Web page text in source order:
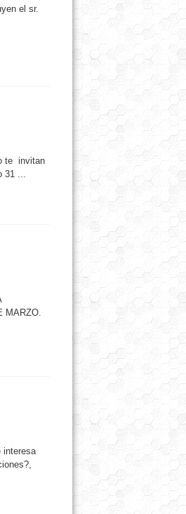
el sr.
te invitan
31 ...
MARZO.
interesa